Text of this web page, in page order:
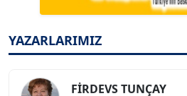
YAZARLARIMIZ
ESAT ERÇETİNGÖZ
Köşe Yazarı
FİRDEVS TUNÇAY